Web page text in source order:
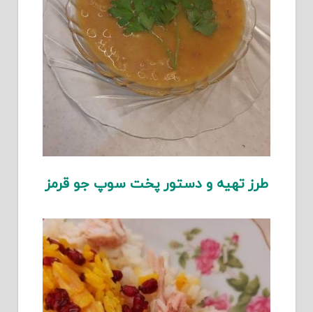
طرز تهیه و دستور پخت سوپ جو قرمز